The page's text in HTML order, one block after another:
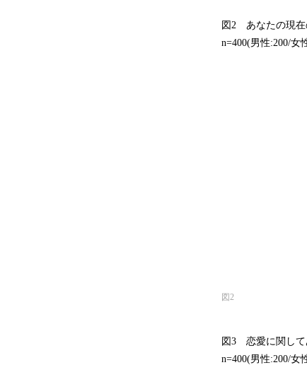
図2 あなたの現在
n=400(男性:200/女
図2
図3 恋愛に関して
n=400(男性:200/女